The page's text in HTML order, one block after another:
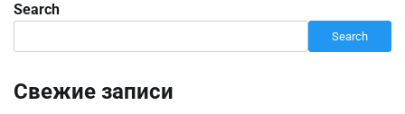
Search
Search
Свежие записи